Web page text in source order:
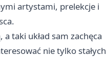
artystami, prelekcje i
taki układ sam zachęca
nie tylko stałych